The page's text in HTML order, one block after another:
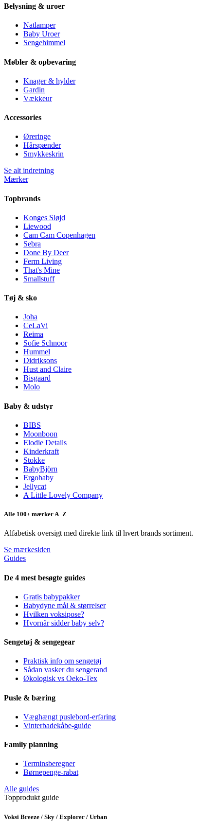
Belysning & uroer
Natlamper
Baby Uroer
Sengehimmel
Møbler & opbevaring
Knager & hylder
Gardin
Vækkeur
Accessories
Øreringe
Hårspænder
Smykkeskrin
Se alt indretning
Mærker
Topbrands
Konges Sløjd
Liewood
Cam Cam Copenhagen
Sebra
Done By Deer
Ferm Living
That's Mine
Smallstuff
Tøj & sko
Joha
CeLaVi
Reima
Sofie Schnoor
Hummel
Didriksons
Hust and Claire
Bisgaard
Molo
Baby & udstyr
BIBS
Moonboon
Elodie Details
Kinderkraft
Stokke
BabyBjörn
Ergobaby
Jellycat
A Little Lovely Company
Alle 100+ mærker A–Z
Alfabetisk oversigt med direkte link til hvert brands sortiment.
Se mærkesiden
Guides
De 4 mest besøgte guides
Gratis babypakker
Babydyne mål & størrelser
Hvilken voksipose?
Hvornår sidder baby selv?
Sengetøj & sengegear
Praktisk info om sengetøj
Sådan vasker du sengerand
Økologisk vs Oeko-Tex
Pusle & bæring
Væghængt puslebord-erfaring
Vinterbadekåbe-guide
Family planning
Terminsberegner
Børnepenge-rabat
Alle guides
Topprodukt guide
Voksi Breeze / Sky / Explorer / Urban